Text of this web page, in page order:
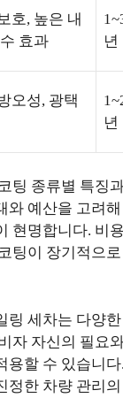
호, 높은 내
효과
년
오성, 광택
년
팅 종류별 특징
와 예산을 고려
현명합니다. 비
팅이 장기적으
링 세차는 다양
자 자신의 필요
용할 수 있습니
정한 차량 관리